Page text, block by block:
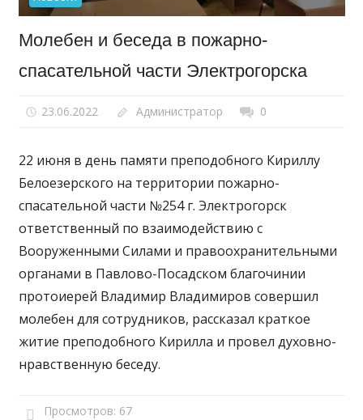
Молебен и беседа в пожарно-
спасательной части Электрогорска
23.06.2022 Администратор 0
22 июня в день памяти преподобного Кириллу
Белоезерского на территории пожарно-
спасательной части №254 г. Электрогорск
ответственный по взаимодействию с
Вооруженными Силами и правоохранительными
органами в Павлово-Посадском благочинии
протоиерей Владимир Владимиров совершил
молебен для сотрудников, рассказал краткое
житие преподобного Кирилла и провел духовно-
нравственную беседу.
Просмотров: 67